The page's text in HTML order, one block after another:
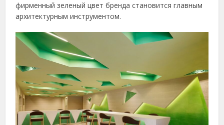
фирменный зеленый цвет бренда становится главным
архитектурным инструментом.